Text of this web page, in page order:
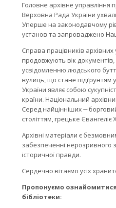
Головне архівне управління
Верховна Рада України
Уперше на законодавчому
установ та запроваджено
Справа працівників
продовжують вік документів,
усвідомленню людського
вулиць, що стане підґрунтям
України являє собою
країни. Національний
Серед найцінніших ‒
століттям, грецьке Євангеліє
Архівні матеріали є
забезпеченні нерозривного
історичної правди.
Сердечно вітаємо усіх
Пропонуємо
бібліотеки: